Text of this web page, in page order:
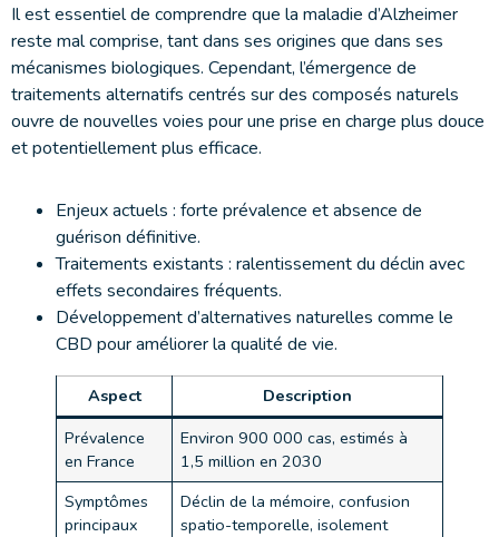
Il est essentiel de comprendre que la maladie d’Alzheimer
reste mal comprise, tant dans ses origines que dans ses
mécanismes biologiques. Cependant, l’émergence de
traitements alternatifs centrés sur des composés naturels
ouvre de nouvelles voies pour une prise en charge plus douce
et potentiellement plus efficace.
Enjeux actuels : forte prévalence et absence de
guérison définitive.
Traitements existants : ralentissement du déclin avec
effets secondaires fréquents.
Développement d’alternatives naturelles comme le
CBD pour améliorer la qualité de vie.
Aspect
Description
Prévalence
en France
Environ 900 000 cas, estimés à
1,5 million en 2030
Symptômes
principaux
Déclin de la mémoire, confusion
spatio-temporelle, isolement